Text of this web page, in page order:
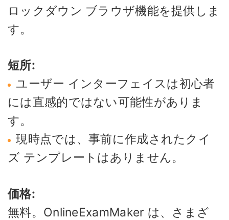
ロックダウン ブラウザ機能を提供しま
す。
短所:
ユーザー インターフェイスは初心者
には直感的ではない可能性がありま
す。
現時点では、事前に作成されたクイ
ズ テンプレートはありません。
価格:
無料。OnlineExamMaker は、さまざ